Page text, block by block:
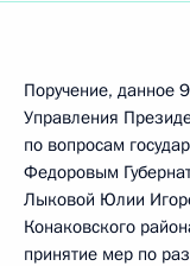
Поручение, данное
Управления
по вопросам
Федоровым
Лыковой Юлии
Конаковского
принятие мер по